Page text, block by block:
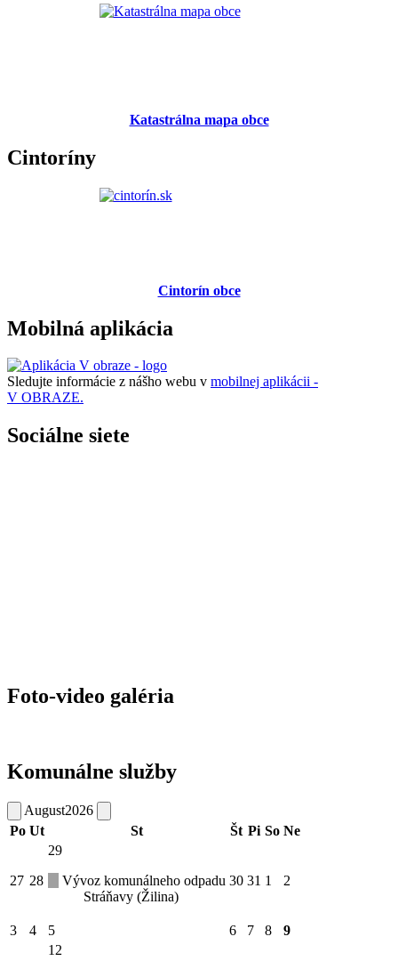
Katastrálna mapa obce
Cintoríny
Cintorín obce
Mobilná aplikácia
Sledujte informácie z nášho webu v mobilnej aplikácii -
V OBRAZE.
Sociálne siete
Foto-video galéria
Komunálne služby
August2026
Po Ut St Št Pi So Ne
27 28
29
Vývoz komunálneho odpadu
Stráňavy (Žilina)
30 31 1 2
3 4 5 6 7 8 9
12